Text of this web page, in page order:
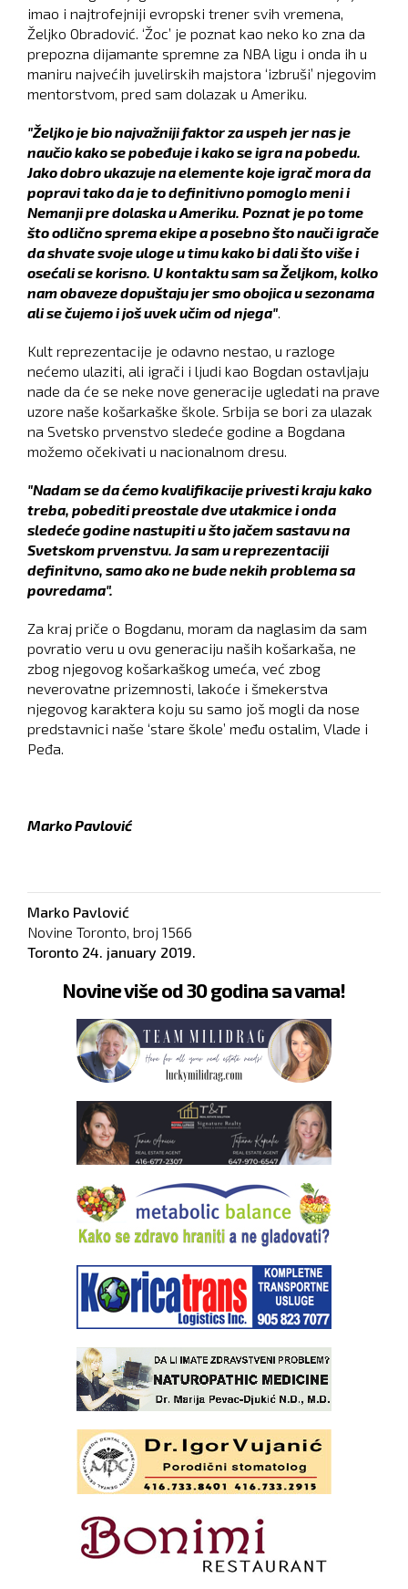
imao i najtrofejniji evropski trener svih vremena,
Željko Obradović. ‘Žoc’ je poznat kao neko ko zna da
prepozna dijamante spremne za NBA ligu i onda ih u
maniru najvećih juvelirskih majstora ‘izbruši’ njegovim
mentorstvom, pred sam dolazak u Ameriku.
"Željko je bio najvažniji faktor za uspeh jer nas je
naučio kako se pobeđuje i kako se igra na pobedu.
Jako dobro ukazuje na elemente koje igrač mora da
popravi tako da je to definitivno pomoglo meni i
Nemanji pre dolaska u Ameriku. Poznat je po tome
što odlično sprema ekipe a posebno što nauči igrače
da shvate svoje uloge u timu kako bi dali što više i
osećali se korisno. U kontaktu sam sa Željkom, kolko
nam obaveze dopuštaju jer smo obojica u sezonama
ali se čujemo i još uvek učim od njega".
Kult reprezentacije je odavno nestao, u razloge
nećemo ulaziti, ali igrači i ljudi kao Bogdan ostavljaju
nade da će se neke nove generacije ugledati na prave
uzore naše košarkaške škole. Srbija se bori za ulazak
na Svetsko prvenstvo sledeće godine a Bogdana
možemo očekivati u nacionalnom dresu.
"Nadam se da ćemo kvalifikacije privesti kraju kako
treba, pobediti preostale dve utakmice i onda
sledeće godine nastupiti u što jačem sastavu na
Svetskom prvenstvu. Ja sam u reprezentaciji
definitvno, samo ako ne bude nekih problema sa
povredama".
Za kraj priče o Bogdanu, moram da naglasim da sam
povratio veru u ovu generaciju naših košarkaša, ne
zbog njegovog košarkaškog umeća, već zbog
neverovatne prizemnosti, lakoće i šmekerstva
njegovog karaktera koju su samo još mogli da nose
predstavnici naše ‘stare škole’ među ostalim, Vlade i
Peđa.
Marko Pavlović
Marko Pavlović
Novine Toronto, broj 1566
Toronto 24. january 2019.
Novine više od 30 godina sa vama!